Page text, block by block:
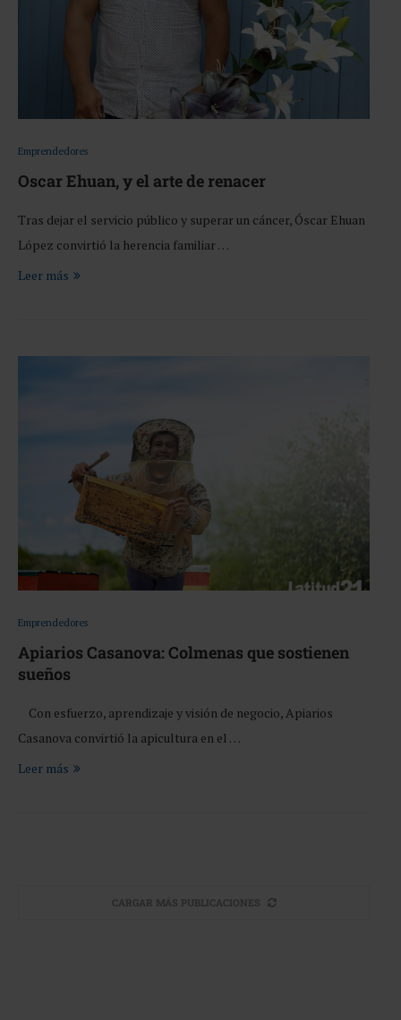
Emprendedores
Oscar Ehuan, y el arte de renacer
Tras dejar el servicio público y superar un cáncer, Óscar Ehuan
López convirtió la herencia familiar …
Leer más
Emprendedores
Apiarios Casanova: Colmenas que sostienen
sueños
Con esfuerzo, aprendizaje y visión de negocio, Apiarios
Casanova convirtió la apicultura en el …
Leer más
CARGAR MÁS PUBLICACIONES